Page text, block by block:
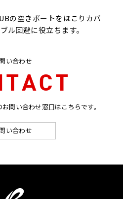
の空きポートをほこりカバ
ル回避に役立ちます。
い合わせ
問い合わせ窓口はこちらです。
い合わせ